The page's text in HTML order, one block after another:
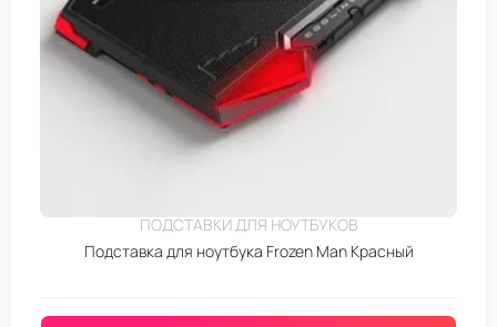
ПОДСТАВКИ ДЛЯ НОУТБУКОВ
Подставка для ноутбука Frozen Man Красный